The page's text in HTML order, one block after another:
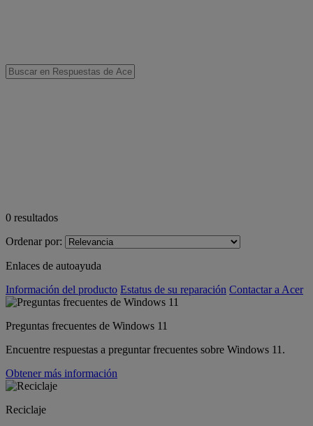
0 resultados
Ordenar por:
Enlaces de autoayuda
Información del producto Estatus de su reparación Contactar a Acer
Preguntas frecuentes de Windows 11
Encuentre respuestas a preguntar frecuentes sobre Windows 11.
Obtener más información
Reciclaje